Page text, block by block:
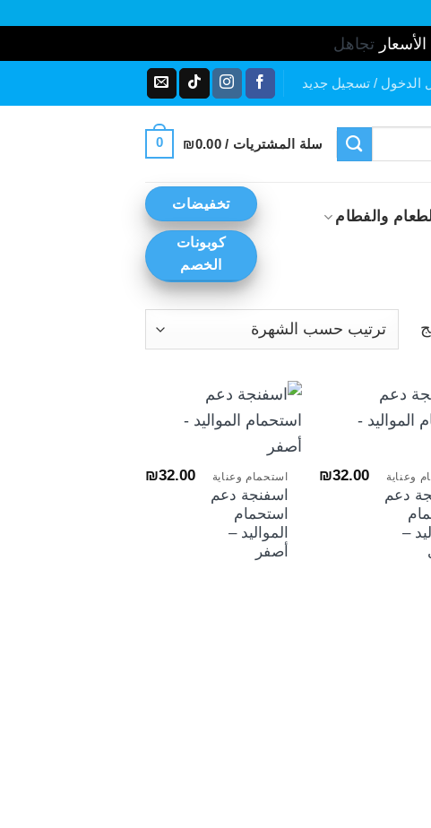
تجاهل
الدخول / تسجيل جديد
سلة المشتريات / ₪0.00
0
والفطام
تخفيضات
كوبونات
الخصم
الفرز
الشهرة
+
وعناية
دعم
–
₪32.00
+
استحمام وعناية
اسفنجة دعم
استحمام
المواليد –
أصفر
₪32.00